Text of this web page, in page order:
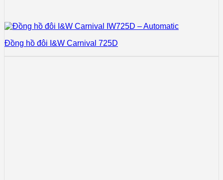
Đồng hồ đôi I&W Carnival 725D